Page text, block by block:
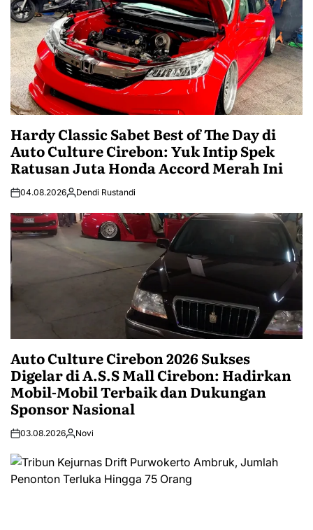
Hardy Classic Sabet Best of The Day di
Auto Culture Cirebon: Yuk Intip Spek
Ratusan Juta Honda Accord Merah Ini
04.08.2026 Dendi Rustandi
Auto Culture Cirebon 2026 Sukses
Digelar di A.S.S Mall Cirebon: Hadirkan
Mobil-Mobil Terbaik dan Dukungan
Sponsor Nasional
03.08.2026 Novi